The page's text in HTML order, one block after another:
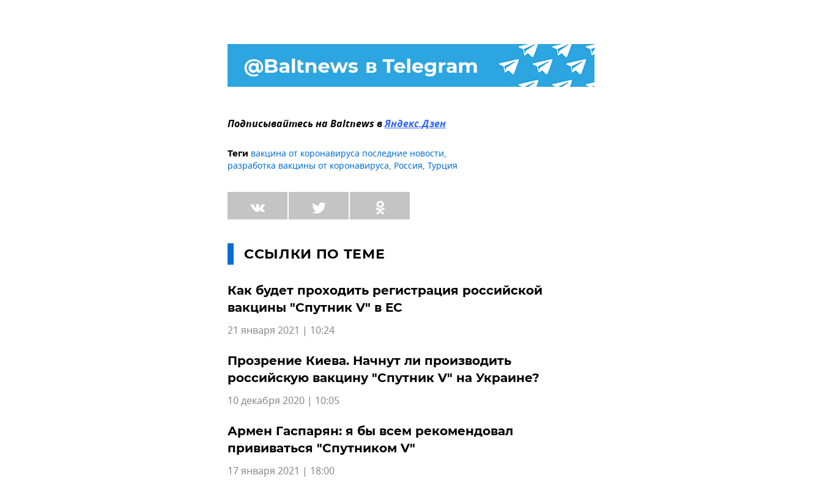
Подписывайтесь на Baltnews вЯндекс.Дзен
Теги вакцина от коронавируса последние новости,
разработка вакцины от коронавируса, Россия, Турция
ССЫЛКИ ПО ТЕМЕ
Как будет проходить регистрация российской
вакцины "Спутник V" в ЕС
21 января 2021 | 10:24
Прозрение Киева. Начнут ли производить
российскую вакцину "Спутник V" на Украине?
10 декабря 2020 | 10:05
Армен Гаспарян: я бы всем рекомендовал
прививаться "Спутником V"
17 января 2021 | 18:00